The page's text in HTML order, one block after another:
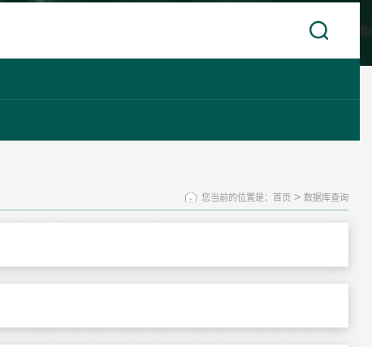
您当前的位置是：首页 >数据库查询